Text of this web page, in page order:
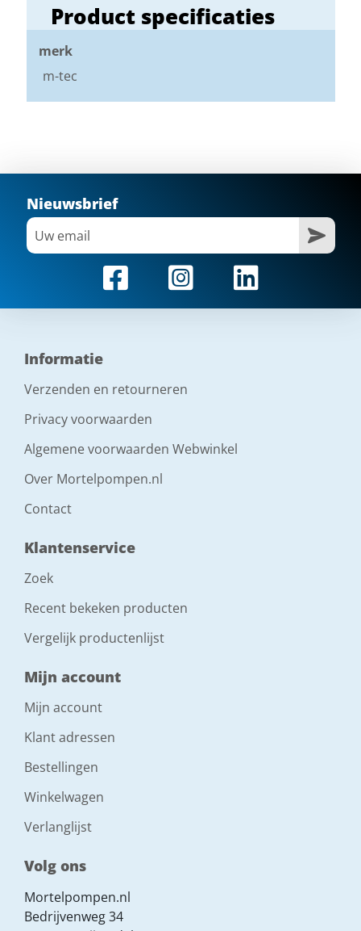
Product specificaties
merk
m-tec
Nieuwsbrief
Informatie
Verzenden en retourneren
Privacy voorwaarden
Algemene voorwaarden Webwinkel
Over Mortelpompen.nl
Contact
Klantenservice
Zoek
Recent bekeken producten
Vergelijk productenlijst
Mijn account
Mijn account
Klant adressen
Bestellingen
Winkelwagen
Verlanglijst
Volg ons
Mortelpompen.nl
Bedrijvenweg 34